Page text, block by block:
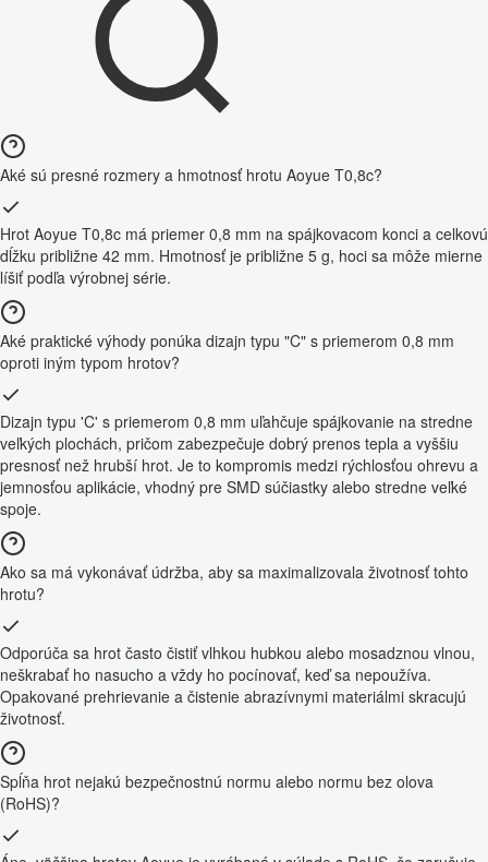
Aké sú presné rozmery a hmotnosť hrotu Aoyue T0,8c?
Hrot Aoyue T0,8c má priemer 0,8 mm na spájkovacom konci a celkovú
dĺžku približne 42 mm. Hmotnosť je približne 5 g, hoci sa môže mierne
líšiť podľa výrobnej série.
Aké praktické výhody ponúka dizajn typu "C" s priemerom 0,8 mm
oproti iným typom hrotov?
Dizajn typu 'C' s priemerom 0,8 mm uľahčuje spájkovanie na stredne
veľkých plochách, pričom zabezpečuje dobrý prenos tepla a vyššiu
presnosť než hrubší hrot. Je to kompromis medzi rýchlosťou ohrevu a
jemnosťou aplikácie, vhodný pre SMD súčiastky alebo stredne veľké
spoje.
Ako sa má vykonávať údržba, aby sa maximalizovala životnosť tohto
hrotu?
Odporúča sa hrot často čistiť vlhkou hubkou alebo mosadznou vlnou,
neškrabať ho nasucho a vždy ho pocínovať, keď sa nepoužíva.
Opakované prehrievanie a čistenie abrazívnymi materiálmi skracujú
životnosť.
Spĺňa hrot nejakú bezpečnostnú normu alebo normu bez olova
(RoHS)?